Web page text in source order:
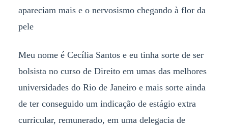
apareciam mais e o nervosismo chegando à flor da
pele
Meu nome é Cecília Santos e eu tinha sorte de ser
bolsista no curso de Direito em umas das melhores
universidades do Rio de Janeiro e mais sorte ainda
de ter conseguido um indicação de estágio extra
curricular, remunerado, em uma delegacia de